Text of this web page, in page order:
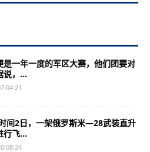
是一年一度的军区大赛，他们团要对
说，...
间2日，一架俄罗斯米—28武装直升
行飞...